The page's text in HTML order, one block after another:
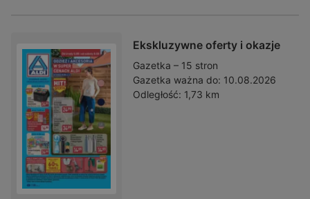
Ekskluzywne oferty i okazje
Gazetka – 15 stron
Gazetka ważna do: 10.08.2026
Odległość: 1,73 km